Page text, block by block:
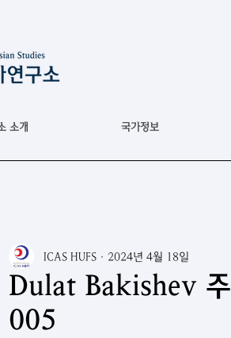
소개 국가정보
Dulat Bakishev 주
005
ICAS HUFS 2024년 4월 18일